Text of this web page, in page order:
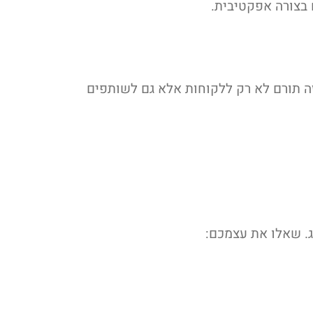
אפקטיבית.
תורם לא רק ללקוחות אלא גם לשותפים
שאלו את עצמכם: